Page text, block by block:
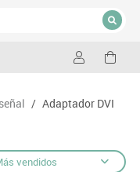
CERRAR
/ Adaptador DVI
vendidos